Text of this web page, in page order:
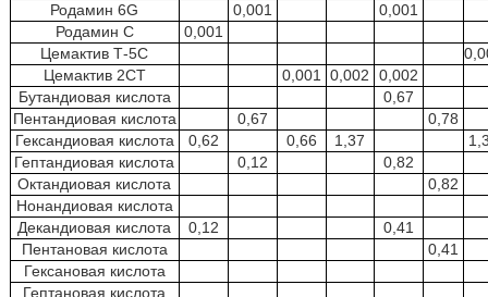
Родамин 6G
0,001
0,001
Родамин С
0,001
Цемактив Т-5С
Цемактив 2СТ
0,001 0,002
0,002
Бутандиовая кислота
0,67
Пентандиовая кислота
0,67
0,78
Гександиовая кислота
0,62 0,66 1,37
Гептандиовая кислота
0,12
0,82
Октандиовая кислота
0,82
Нонандиовая кислота
Декандиовая кислота
0,12
0,41
Пентановая кислота
0,41
Гексановая кислота
Гептановая кислота